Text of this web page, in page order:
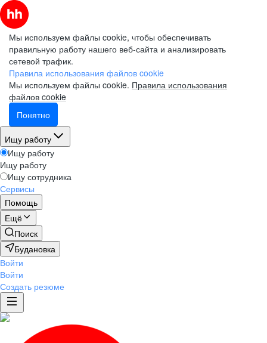
Мы используем файлы cookie, чтобы обеспечивать
правильную работу нашего веб-сайта и анализировать
сетевой трафик.
Правила использования файлов cookie
Мы используем файлы cookie. Правила использования
файлов cookie
Понятно
Ищу работу
Ищу работу
Ищу работу
Ищу сотрудника
Сервисы
Помощь
Ещё
Поиск
Будановка
Войти
Войти
Создать резюме